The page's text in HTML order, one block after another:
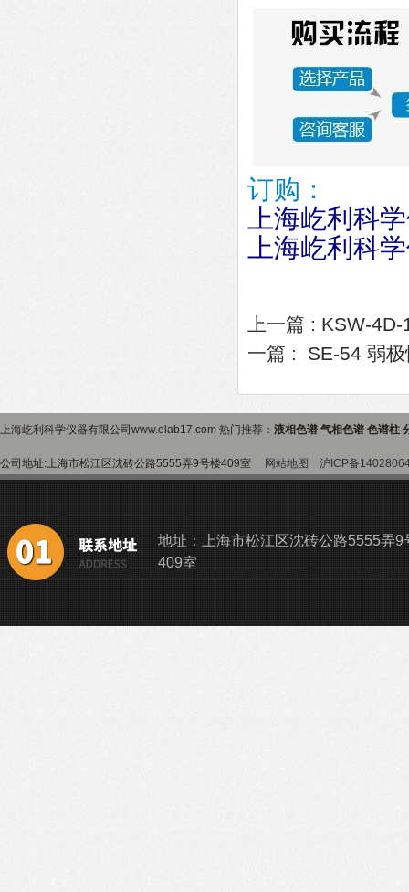
订购：
上海屹利科
上海屹利科
上一篇 : KSW-4D-
一篇 : SE-54 弱
上海屹利科学仪器有限公司www.elab17.com 热门推荐： 液相色谱 气相色谱 色谱柱
公司地址:上海市松江区沈砖公路5555弄9号楼409室 网站地图 沪ICP备
地址：上海市松江区沈砖公路5555弄9
409室